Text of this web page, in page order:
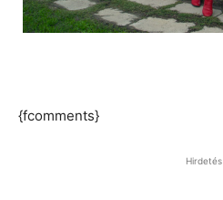
{fcomments}
Hirdetés